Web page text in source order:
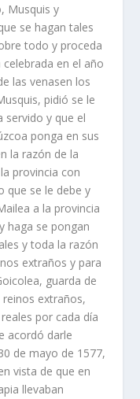
Musquis y
se hagan tales
todo y proceda
en el año
las venasen los
pidió se le
servido y que el
ponga en sus
la razón de la
provincia con
que se le debe y
a la provincia
haga se pongan
y toda la razón
extraños y para
guarda de
reinos extraños,
por cada día
acordó darle
de mayo de 1577,
vista de que en
llevaban